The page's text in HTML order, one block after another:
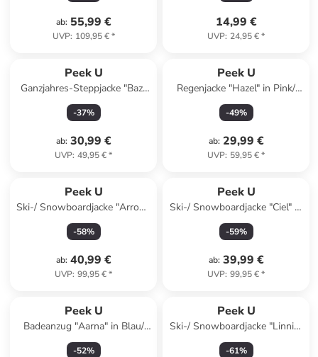
ab: 55,99 €
UVP: 109,95 €*
14,99 €
UVP: 24,95 €*
Peek U
Ganzjahres-Steppjacke "Baz"
in Blau/ Hellbraun
-37%
ab: 30,99 €
UVP: 49,95 €*
Peek U
Regenjacke "Hazel" in Pink/
Dunkelblau
-49%
ab: 29,99 €
UVP: 59,95 €*
Peek U
Ski-/ Snowboardjacke "Arrow"
in Türkis
-58%
ab: 40,99 €
UVP: 99,95 €*
Peek U
Ski-/ Snowboardjacke "Ciel" in
Lila/ Dunkelblau
-59%
ab: 39,99 €
UVP: 99,95 €*
Peek U
Badeanzug "Aarna" in Blau/
Orange
-52%
Peek U
Ski-/ Snowboardjacke "Linnia"
in Rosa/ Pink
-61%